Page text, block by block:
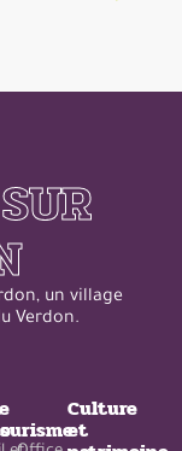
un village
Verdon.
Culture
et